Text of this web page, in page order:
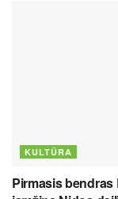
KULTŪRA
Pirmasis